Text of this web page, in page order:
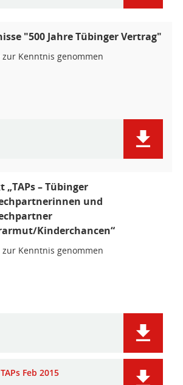
"500 Jahre Tübinger Vertrag"
zur Kenntnis genommen
„TAPs – Tübinger
und
Kinderchancen“
zur Kenntnis genommen
Feb 2015